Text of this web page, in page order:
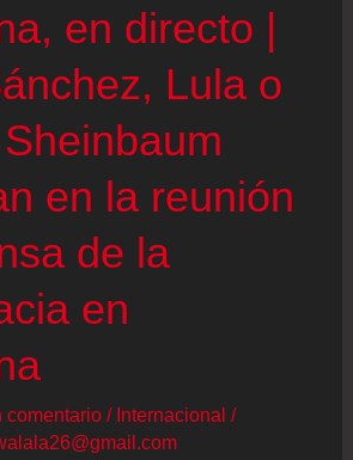
en directo |
Lula o
en la reunión
de la
en
comentario / Internacional /